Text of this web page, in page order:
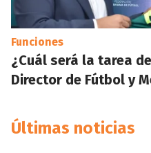
Funciones
¿Cuál será la tarea
Director de Fútbol y
Últimas noticias